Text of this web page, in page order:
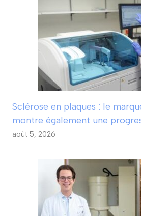
Sclérose en plaques : le
montre également une
août 5, 2026